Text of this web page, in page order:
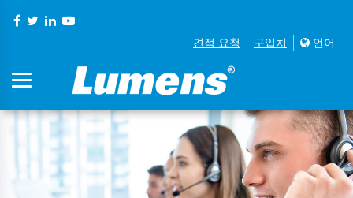
견적 요청 구입처 언어